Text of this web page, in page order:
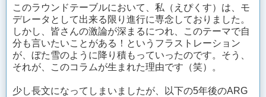
このラウンドテーブルにおいて、私（えぴくす）は、モ
デレータとして出来る限り進行に専念しておりました。
しかし、皆さんの激論が深まるにつれ、このテーマで自
分も言いたいことがある！というフラストレーション
が、ぼた雪のように降り積もっていったのです。そう、
それが、このコラムが生まれた理由です（笑）。
少し長文になってしまいましたが、以下の5年後のARG